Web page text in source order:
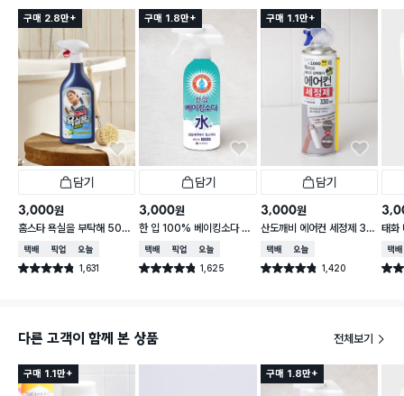
구매 2.8만+
담기
3,000원
홈스타 욕실을 부탁해 500
ml
택배배송매장픽업오늘배송
별점 4.8점 1,631
건 작성
구매 1.8만+
담기
3,000원
한 입 100% 베이킹소다 수
400ml
택배배송매장픽업오늘배송
별점 4.8점 1,625
건 작성
구매 1.1만+
담기
3,000원
산도깨비 에어컨 세정제 33
0 ml
택배배송오늘배송
별점 4.8점 1,420
건 작성
태화
택배
별점
다른 고객이 함께 본 상품 전체보기
구매 1.1만+ 구매 1.8만+